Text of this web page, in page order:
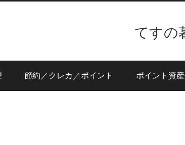
てすの
節約／クレカ／ポイント ポイント資産